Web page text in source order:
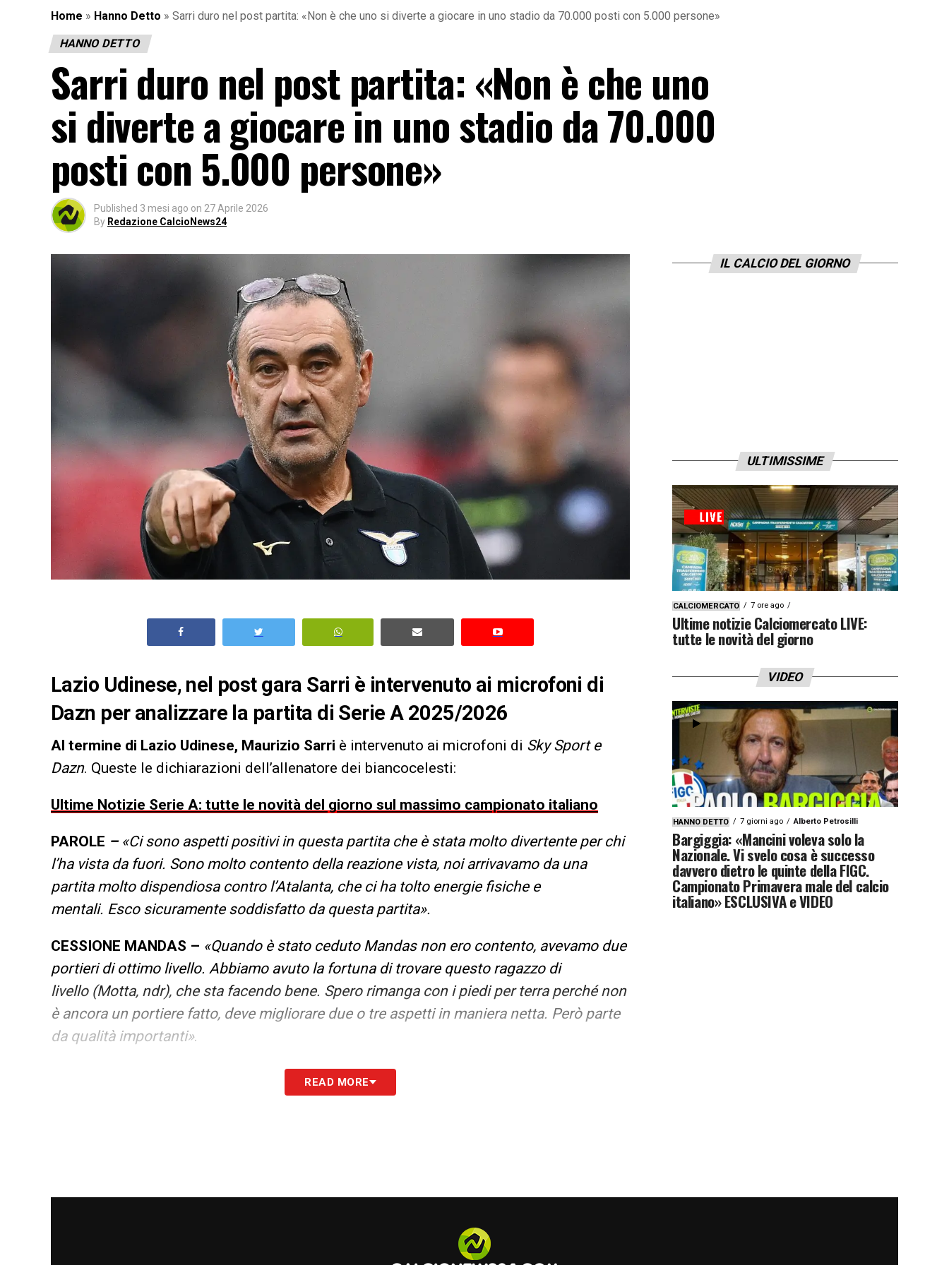
Home » Hanno Detto » Sarri duro nel post partita: «Non è che uno si diverte a giocare in uno stadio da 70.000 posti con 5.000 persone»
HANNO DETTO
Sarri duro nel post partita: «Non è che uno
si diverte a giocare in uno stadio da 70.000
posti con 5.000 persone»
Published 3 mesi ago on 27 Aprile 2026
By Redazione CalcioNews24
Lazio Udinese, nel post gara Sarri è intervenuto ai microfoni di
Dazn per analizzare la partita di Serie A 2025/2026
Al termine di Lazio Udinese, Maurizio Sarri è intervenuto ai microfoni di Sky Sport e
Dazn. Queste le dichiarazioni dell’allenatore dei biancocelesti:
Ultime Notizie Serie A: tutte le novità del giorno sul massimo campionato italiano
PAROLE –«Ci sono aspetti positivi in questa partita che è stata molto divertente per chi
l’ha vista da fuori. Sono molto contento della reazione vista, noi arrivavamo da una
partita molto dispendiosa contro l’Atalanta, che ci ha tolto energie fisiche e
mentali. Esco sicuramente soddisfatto da questa partita».
CESSIONE MANDAS – «Quando è stato ceduto Mandas non ero contento, avevamo due
portieri di ottimo livello. Abbiamo avuto la fortuna di trovare questo ragazzo di
livello (Motta, ndr), che sta facendo bene. Spero rimanga con i piedi per terra perché non
è ancora un portiere fatto, deve migliorare due o tre aspetti in maniera netta. Però parte
da qualità importanti».
Questa è una domanda da fare al Presidente. Lui sta
sulle sue posizioni e non si fa convincere da nessuno. Non so nemmeno come si possa
sentito i ragazzi dopo il riscaldamento e anche loro erano un po’ depressi da questa
situazione. È chiaro che è una situazione che ci costa punti, quanti non lo sa ma
READ MORE
IL CALCIO DEL GIORNO
ULTIMISSIME
CALCIOMERCATO 7 ore ago
Ultime notizie Calciomercato LIVE:
tutte le novità del giorno
VIDEO
HANNO DETTO 7 giorni ago Alberto Petrosilli
Bargiggia: «Mancini voleva solo la
Nazionale. Vi svelo cosa è successo
davvero dietro le quinte della FIGC.
Campionato Primavera male del calcio
italiano» ESCLUSIVA e VIDEO